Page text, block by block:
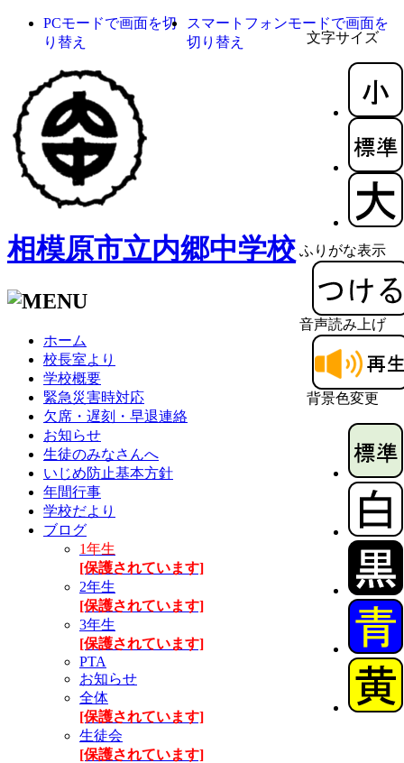
文字サイズ
ふりがな表示
音声読み上げ
背景色変更
PCモードで画面を切
り替え
スマートフォンモードで画面を
切り替え
相模原市立内郷中学校
ホーム
校長室より
学校概要
緊急災害時対応
欠席・遅刻・早退連絡
お知らせ
生徒のみなさんへ
いじめ防止基本方針
年間行事
学校だより
ブログ
1年生
[保護されています]
2年生
[保護されています]
3年生
[保護されています]
PTA
お知らせ
全体
[保護されています]
生徒会
[保護されています]